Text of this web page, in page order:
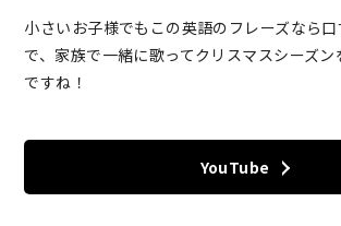
小さいお子様でもこの英語のフレーズなら
で、家族で一緒に歌ってクリスマスシーズ
ですね！
YouTube